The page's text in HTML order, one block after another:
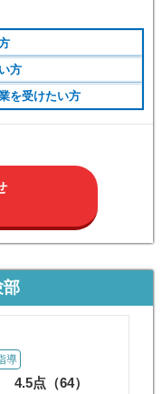
方
を受けたい方
部
導
4.5点（64）